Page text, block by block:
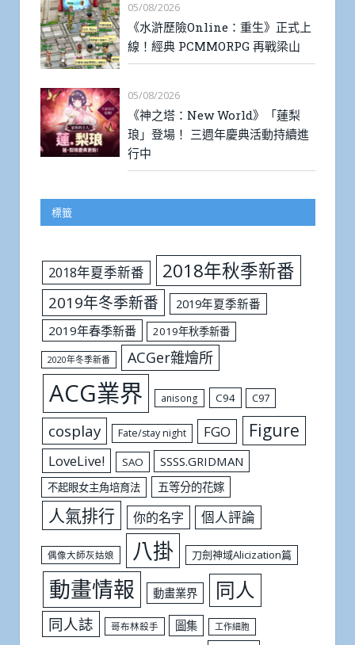
05/08/2026
《水滸歷險Online：重生》正式上
線！經典 PCMMORPG 再戰梁山
05/08/2026
《神之塔：New World》「蓮梨
琅」登場！ 三週年慶典活動持續進
行中
標籤
2018年夏季新番 2018年秋季新番
2019年冬季新番
2019年夏季新番
2019年春季新番
2019年秋季新番
2020年冬季新番 ACGer雜燴所
ACG業界 anisong C94 C97
cosplay Fate/stay night FGO Figure
LoveLive! SAO SSSS.GRIDMAN
不起眼女主角培育法 五等分的花嫁
人氣排行 你的名字 個人評論
偶像大師灰姑娘 八掛 刀劍神域Alicization篇
動畫情報 動畫業界 同人
同人誌 哥布林殺手 圖集 工作細胞